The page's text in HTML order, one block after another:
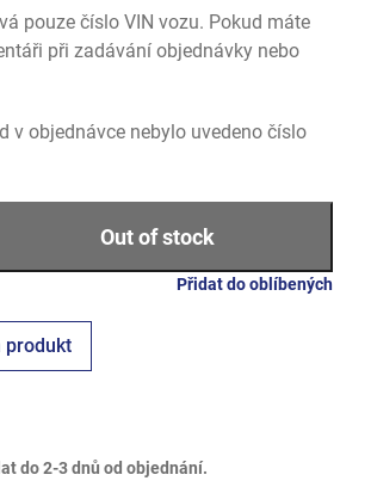
pouze číslo VIN vozu. Pokud máte
při zadávání objednávky nebo
v objednávce nebylo uvedeno číslo
Out of stock
Přidat do oblíbených
produkt
do 2-3 dnů od objednání.